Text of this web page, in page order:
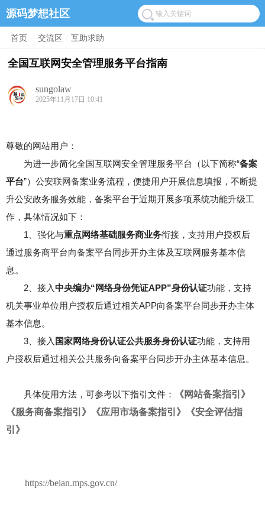
源码梦想社区
首页 交流区 互助求助
全国互联网安全管理服务平台指南
sungolaw
2025年11月17日 10:41
尊敬的网站用户：
为进一步简化全国互联网安全管理服务平台（以下简称“备案
平台”）公安联网备案业务流程，便捷用户开展信息填报，不断提
升公安政务服务效能，备案平台于近期开展多项系统功能升级工
作，具体情况如下：
1、强化与重点网络基础服务商业务衔接，支持用户授权后
通过服务商平台向备案平台同步开办主体及互联网服务基本信
息。
2、接入中央编办“网络身份凭证APP”身份认证功能，支持
机关事业单位用户授权后通过相关APP向备案平台同步开办主体
基本信息。
3、接入 国家网络身份认证公共服务身份认证功能，支持用
户授权后通过相关公共服务向备案平台同步开办主体基本信息。
具体使用方法，可参考以下指引文件：
《网站备案指引》
《服务商备案指引》
《应用市场备案指引》
《安全评估指
引》
https://beian.mps.gov.cn/